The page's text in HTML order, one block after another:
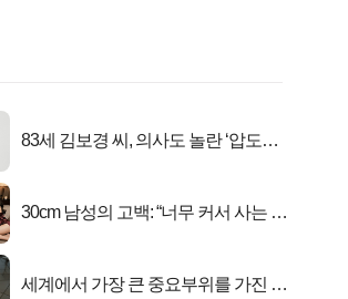
83세 김보경 씨, 의사도 놀란 ‘압도적
30cm 남성의 고백: “너무 커서 사는 게
세계에서 가장 큰 중요부위를 가진 남